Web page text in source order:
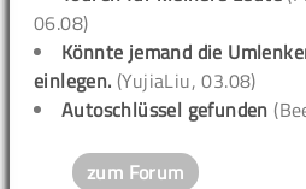
06.08)
Könnte jemand die
einlegen. (YujiaLiu, 03.08)
Autoschlüssel gefunden
zum Forum